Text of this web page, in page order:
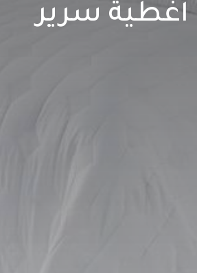
أغطية سرير